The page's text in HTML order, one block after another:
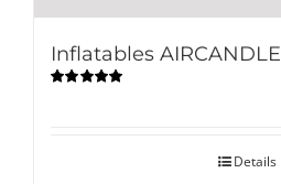
Inflatables AIRCANDLE
Details